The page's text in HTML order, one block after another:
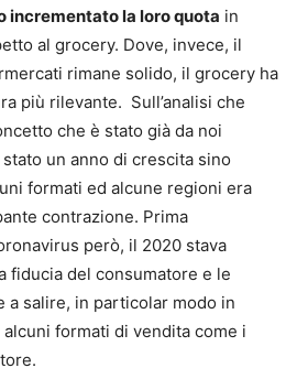
incrementato la loro quota in
al grocery. Dove, invece, il
rimane solido, il grocery ha
più rilevante. Sull’analisi che
che è stato già da noi
un anno di crescita sino
formati ed alcune regioni era
contrazione. Prima
però, il 2020 stava
fiducia del consumatore e le
a salire, in particolar modo in
formati di vendita come i